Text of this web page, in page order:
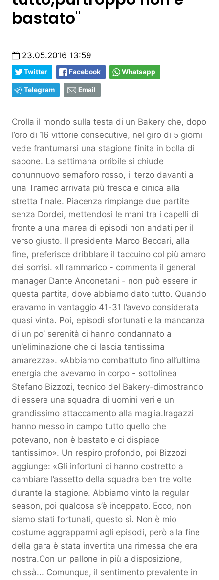
bastato"
23.05.2016 13:59
Twitter Facebook Whatsapp
Telegram Email
Crolla il mondo sulla testa di un Bakery che, dopo
l’oro di 16 vittorie consecutive, nel giro di 5 giorni
vede frantumarsi una stagione finita in bolla di
sapone. La settimana orribile si chiude
conunnuovo semaforo rosso, il terzo davanti a
una Tramec arrivata più fresca e cinica alla
stretta finale. Piacenza rimpiange due partite
senza Dordei, mettendosi le mani tra i capelli di
fronte a una marea di episodi non andati per il
verso giusto. Il presidente Marco Beccari, alla
fine, preferisce dribblare il taccuino col più amaro
dei sorrisi. «Il rammarico - commenta il general
manager Dante Anconetani - non può essere in
questa partita, dove abbiamo dato tutto. Quando
eravamo in vantaggio 41-31 l’avevo considerata
quasi vinta. Poi, episodi sfortunati e la mancanza
di un po’ serenità ci hanno condannato a
un’eliminazione che ci lascia tantissima
amarezza». «Abbiamo combattuto fino all’ultima
energia che avevamo in corpo - sottolinea
Stefano Bizzozi, tecnico del Bakery-dimostrando
di essere una squadra di uomini veri e un
grandissimo attaccamento alla maglia.Iragazzi
hanno messo in campo tutto quello che
potevano, non è bastato e ci dispiace
tantissimo». Un respiro profondo, poi Bizzozi
aggiunge: «Gli infortuni ci hanno costretto a
cambiare l’assetto della squadra ben tre volte
durante la stagione. Abbiamo vinto la regular
season, poi qualcosa s’è inceppato. Ecco, non
siamo stati fortunati, questo sì. Non è mio
costume aggrapparmi agli episodi, però alla fine
della gara è stata invertita una rimessa che era
nostra.Con un pallone in più a disposizione,
chissà... Comunque, il sentimento prevalente in